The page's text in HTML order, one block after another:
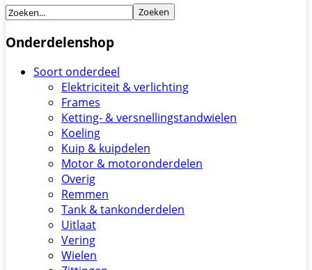
Onderdelenshop
Soort onderdeel
Elektriciteit & verlichting
Frames
Ketting- & versnellingstandwielen
Koeling
Kuip & kuipdelen
Motor & motoronderdelen
Overig
Remmen
Tank & tankonderdelen
Uitlaat
Vering
Wielen